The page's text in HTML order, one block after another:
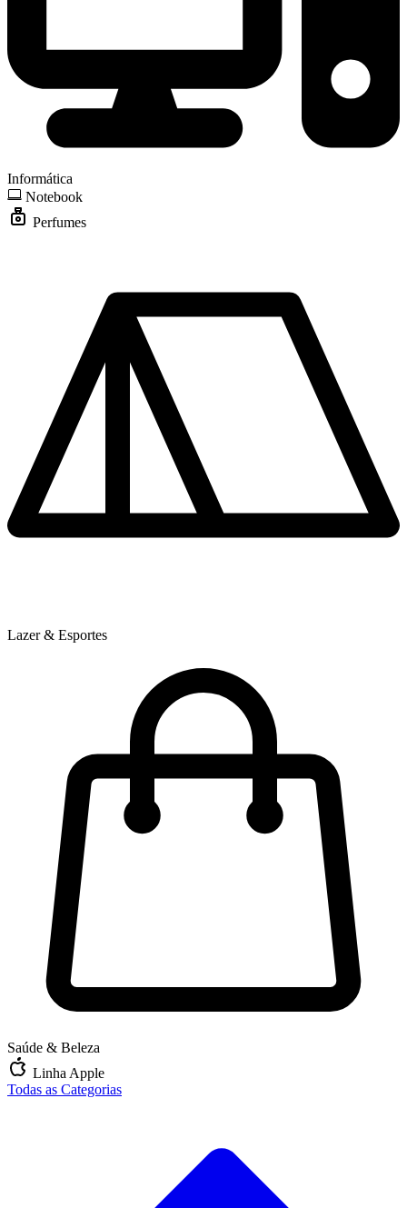
Informática
Notebook
Perfumes
Lazer & Esportes
Saúde & Beleza
Linha Apple
Todas as Categorias